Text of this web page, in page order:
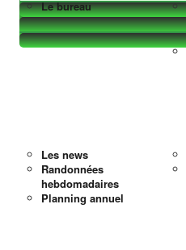
Le bureau
Les news
Randonnées
hebdomadaires
Planning annuel